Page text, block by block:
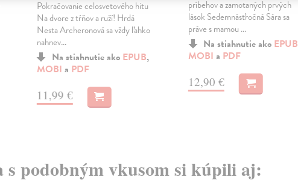
Pokračovanie celosvetového hitu
Na dvore z tŕňov a ruží! Hrdá
Nesta Archeronová sa vždy ľahko
nahnev...
Na stiahnutie ako EPUB,
MOBI a PDF
11,99 €
príbehov a zamotaných prvých
lások Sedemnásťročná Sára sa
práve s mamou ...
Na stiahnutie ako EPUB
MOBI a PDF
12,90 €
s podobným vkusom si kúpili aj: